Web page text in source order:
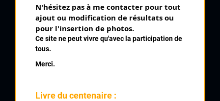
1977 , VC Tulle
3 Objat Classement Juniors
QUELQUES COUREURS DE LA
MÊME GÉNÉRATION
N'hésitez pas à me contacter pour tout
ajout ou modification de résultats ou
pour l'insertion de photos.
Ce site ne peut vivre qu'avec la participation de
tous.
Merci.
Livre du centenaire :